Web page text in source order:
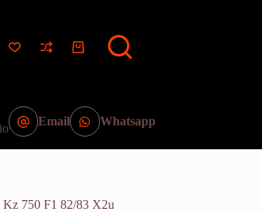
Carro
Email Whatsapp
Kz 750 F1 82/83 X2u